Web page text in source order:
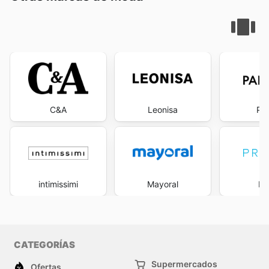
C&A
intimissimi
Leonisa
Mayoral
CATEGORÍAS
Supermercados